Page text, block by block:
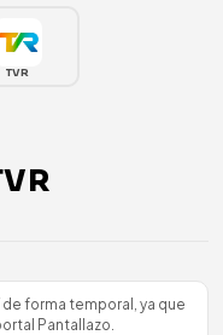
TVR
forma temporal, ya que
Pantallazo.